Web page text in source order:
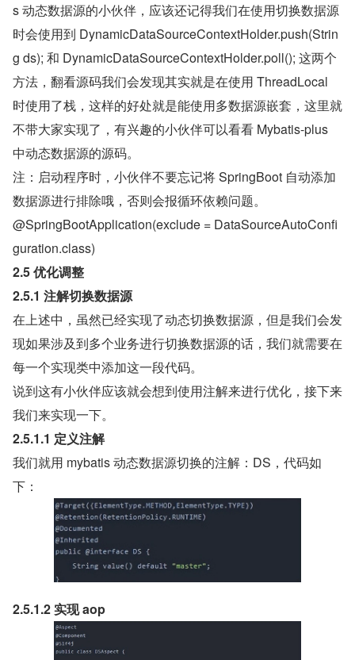
s 动态数据源的小伙伴，应该还记得我们在使用切换数据源
时会使用到 DynamicDataSourceContextHolder.push(Strin
g ds); 和 DynamicDataSourceContextHolder.poll(); 这两个
方法，翻看源码我们会发现其实就是在使用 ThreadLocal
时使用了栈，这样的好处就是能使用多数据源嵌套，这里就
不带大家实现了，有兴趣的小伙伴可以看看 Mybatis-plus
中动态数据源的源码。
注：启动程序时，小伙伴不要忘记将 SpringBoot 自动添加
数据源进行排除哦，否则会报循环依赖问题。
@SpringBootApplication(exclude = DataSourceAutoConfi
guration.class)
2.5 优化调整
2.5.1 注解切换数据源
在上述中，虽然已经实现了动态切换数据源，但是我们会发
现如果涉及到多个业务进行切换数据源的话，我们就需要在
每一个实现类中添加这一段代码。
说到这有小伙伴应该就会想到使用注解来进行优化，接下来
我们来实现一下。
2.5.1.1 定义注解
我们就用 mybatis 动态数据源切换的注解：DS，代码如
下：
2.5.1.2 实现 aop